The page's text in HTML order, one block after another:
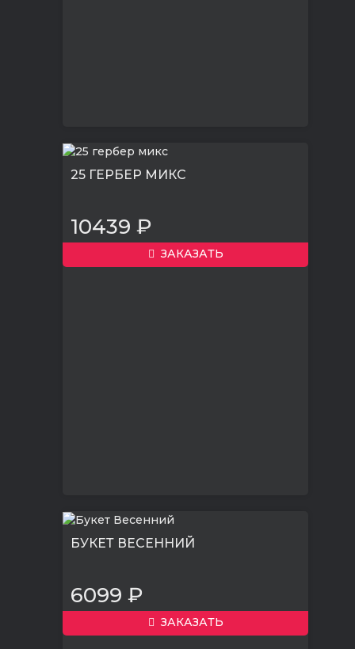
25 ГЕРБЕР МИКС
10439 ₽
ЗАКАЗАТЬ
БУКЕТ ВЕСЕННИЙ
6099 ₽
ЗАКАЗАТЬ